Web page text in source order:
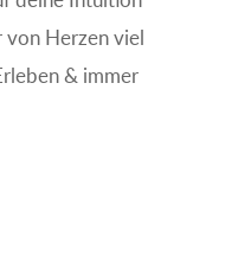
von Herzen viel
& immer